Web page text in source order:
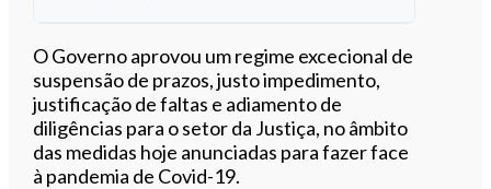
Ouvir este artigo
O Governo aprovou um regime excecional de
suspensão de prazos, justo impedimento,
justificação de faltas e adiamento de
diligências para o setor da Justiça, no âmbito
das medidas hoje anunciadas para fazer face
à pandemia de Covid-19.